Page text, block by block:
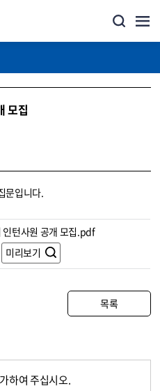
모집
문입니다.
턴사원 공개 모집.pdf
미리보기
목록
하여 주십시오.